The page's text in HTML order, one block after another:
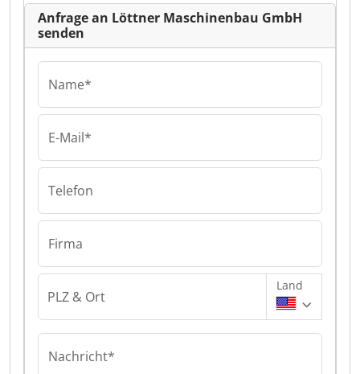
Anfrage an Löttner Maschinenbau GmbH
senden
Name*
E-Mail*
Telefon
Firma
PLZ & Ort
Land
Nachricht*